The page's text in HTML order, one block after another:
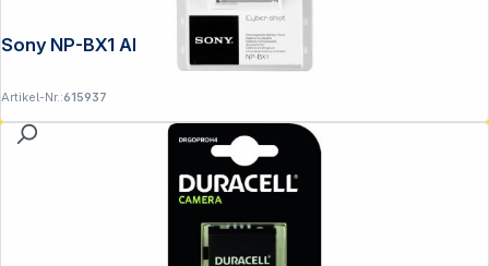
Sony NP-BX1 Akku
Artikel-Nr.:615937